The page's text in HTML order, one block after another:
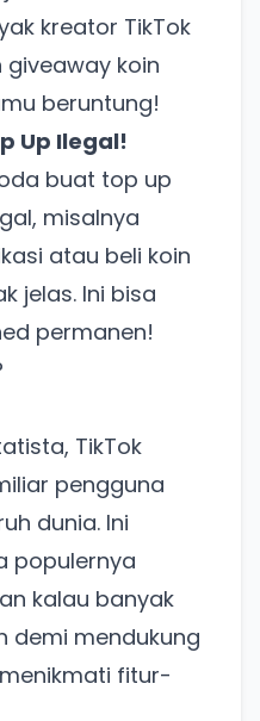
kreator TikTok
koin
beruntung!
Up Ilegal!
buat top up
misalnya
atau beli koin
jelas. Ini bisa
permanen!
TikTok
pengguna
dunia. Ini
populernya
kalau banyak
demi mendukung
fitur-